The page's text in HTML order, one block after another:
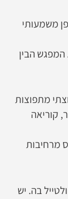
משמעותי
המפגש הבין
מתפוצות
קוריאה
מרחיבות
בה. יש